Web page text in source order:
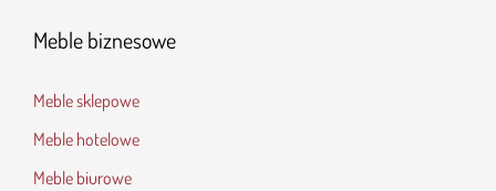
Meble biznesowe
Meble sklepowe
Meble hotelowe
Meble biurowe